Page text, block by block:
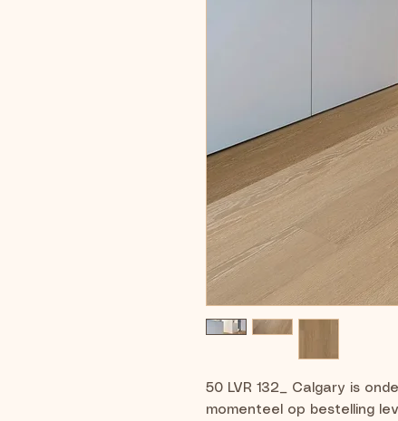
50 LVR 132_ Calgary is
momenteel op bestelling